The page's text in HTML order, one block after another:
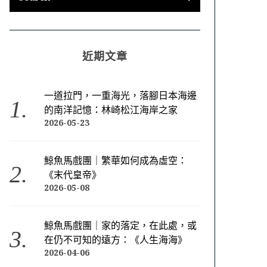
近期文章
一道拉門，一重海光，落腳日本海邊
的南洋記憶：林崎松江海岸之家
2026-05-23
鯨魚馬戲團｜繁華如何成為虛空：
《末代皇帝》
2026-05-08
鯨魚馬戲團｜家的落定，在此處，或
在仍不可知的遠方：《人生海海》
2026-04-06